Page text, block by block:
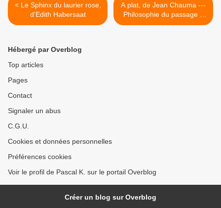
< Le Sphinx du laurier rose,
d'Edith Habersaat
A plat, de Jean Chauma ---
Philosophie du passage à
l'acte! >
Hébergé par Overblog
Top articles
Pages
Contact
Signaler un abus
C.G.U.
Cookies et données personnelles
Préférences cookies
Voir le profil de Pascal K. sur le portail Overblog
Créer un blog sur Overblog